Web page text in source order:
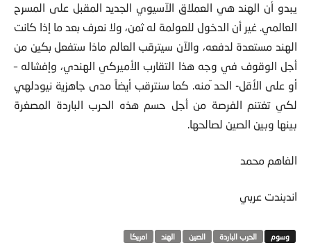
يبدو أن الهند هي العملاق الآسيوي الجديد المقبل على المسرح
العالمي. غير أن الدخول للعولمة له ثمن، ولا نعرف بعد ما إذا كانت
الهند مستعدة لدفعه، والآن سيترقب العالم ماذا ستفعل بكين من
أجل الوقوف في وجه هذا التقارب الأميركي الهندي، وإفشاله –
أو على الأقل- الحد ّمنه. كما سنترقب أيضاً مدى جاهزية نيودلهي
لكي تغتنم الفرصة من أجل حسم هذه الحرب الباردة المصغرة
بينها وبين الصين لصالحها.
الفاهم محمد
اندبندت عربي
الحرب الباردة الصين الهند امريكا‬